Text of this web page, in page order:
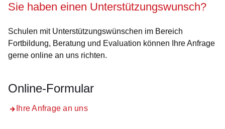
Sie haben einen Unterstützungswunsch?
Schulen mit Unterstützungswünschen im Bereich
Fortbildung, Beratung und Evaluation können Ihre Anfrage
gerne online an uns richten.
Online-Formular
Ihre Anfrage an uns